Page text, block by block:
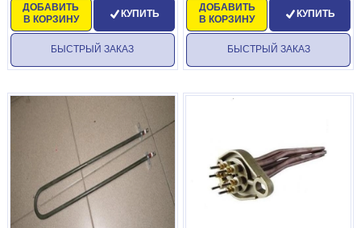
ДОБАВИТЬ
В КОРЗИНУ
КУПИТЬ
БЫСТРЫЙ ЗАКАЗ
ДОБАВИТЬ
В КОРЗИНУ
КУПИТЬ
БЫСТРЫЙ ЗАКАЗ